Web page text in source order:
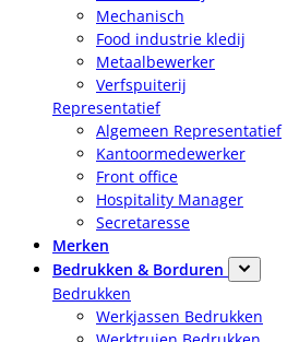
Mechanisch
Food industrie kledij
Metaalbewerker
Verfspuiterij
Representatief
Algemeen Representatief
Kantoormedewerker
Front office
Hospitality Manager
Secretaresse
Merken
Bedrukken & Borduren
Bedrukken
Werkjassen Bedrukken